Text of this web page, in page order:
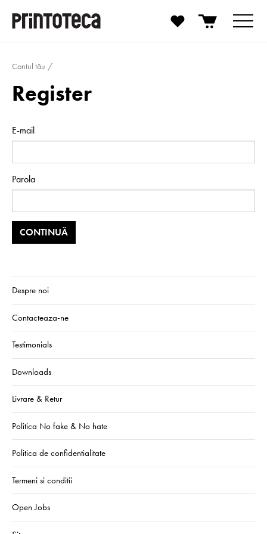
Contul tău
Register
E-mail
Parola
Despre noi
Contacteaza-ne
Testimonials
Downloads
Livrare & Retur
Politica No fake & No hate
Politica de confidentialitate
Termeni si conditii
Open Jobs